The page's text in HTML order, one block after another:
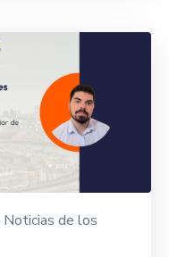
Noticias de los